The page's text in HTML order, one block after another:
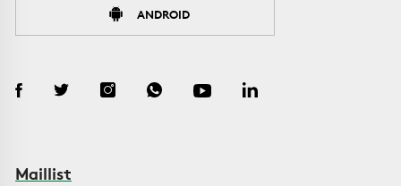
ANDROID
Maillist